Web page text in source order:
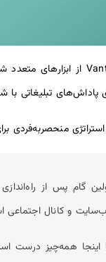
پاداش‌های تبلیغاتی
منحصربه‌فردی
گام پس از
و کانال اجتماعی
اینجا همه‌چیز درست